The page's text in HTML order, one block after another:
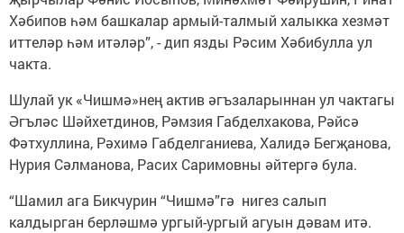
Хәбипов һәм башкалар армый-талмый халыкка хезмәт
иттеләр һәм итәләр”, - дип язды Рәсим Хәбибулла ул
чакта.
Шулай ук «Чишмә»нең актив әгъзаларыннан ул чактагы
Әгъләс Шәйхетдинов, Рәмзия Габделхакова, Рәйсә
Фәтхуллина, Рәхимә Габделганиева, Халидә Бегҗанова,
Нурия Сәлманова, Расих Саримовны әйтергә була.
“Шамил ага Бикчурин “Чишмә”гә нигез салып
калдырган берләшмә ургый-ургый агуын дәвам итә.